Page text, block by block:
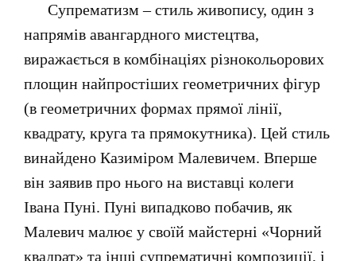
Супрематизм – стиль живопису, один з
напрямів авангардного мистецтва,
виражається в комбінаціях різнокольорових
площин найпростіших геометричних фігур
(в геометричних формах прямої лінії,
квадрату, круга та прямокутника). Цей стиль
винайдено Казиміром Малевичем. Вперше
він заявив про нього на виставці колеги
Івана Пуні. Пуні випадково побачив, як
Малевич малює у своїй майстерні «Чорний
квадрат» та інші супрематичні композиції, і